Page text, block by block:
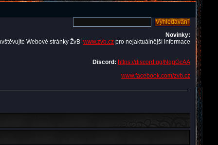
Novinky:
Webové stránky ŽvB www.zvb.cz pro nejaktuálnější informace
Discord: https://discord.gg/NqqGcAA
www.facebook.com/zvb.cz